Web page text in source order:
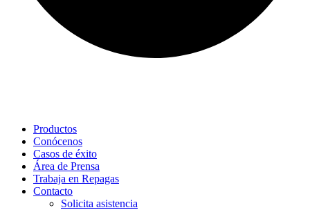
Productos
Conócenos
Casos de éxito
Área de Prensa
Trabaja en Repagas
Contacto
Solicita asistencia